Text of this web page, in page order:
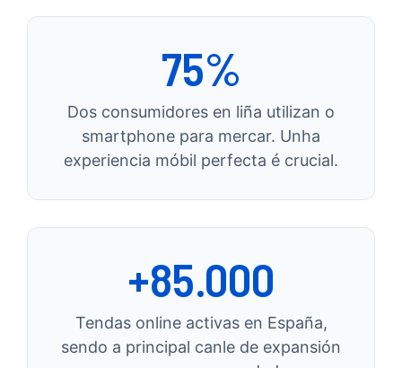
75%
Dos consumidores en liña utilizan o
smartphone para mercar. Unha
experiencia móbil perfecta é crucial.
+85.000
Tendas online activas en España,
sendo a principal canle de expansión